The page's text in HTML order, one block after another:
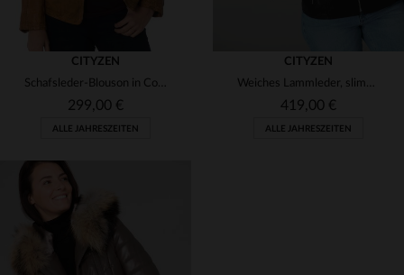
CITYZEN
Schafsleder-Blouson in Cognac, länger geschnitten mit vintage Optik.
299,00 €
ALLE JAHRESZEITEN
CITYZEN
Weiches Lammleder, slimfit-Schnitt und edle Verarbeitung für Eleganz.
419,00 €
ALLE JAHRESZEITEN